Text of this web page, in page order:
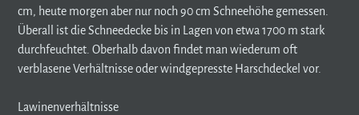
cm, heute morgen aber nur noch 90 cm Schneehöhe gemessen.
Überall ist die Schneedecke bis in Lagen von etwa 1700 m stark
durchfeuchtet. Oberhalb davon findet man wiederum oft
verblasene Verhältnisse oder windgepresste Harschdeckel vor.
Lawinenverhältnisse